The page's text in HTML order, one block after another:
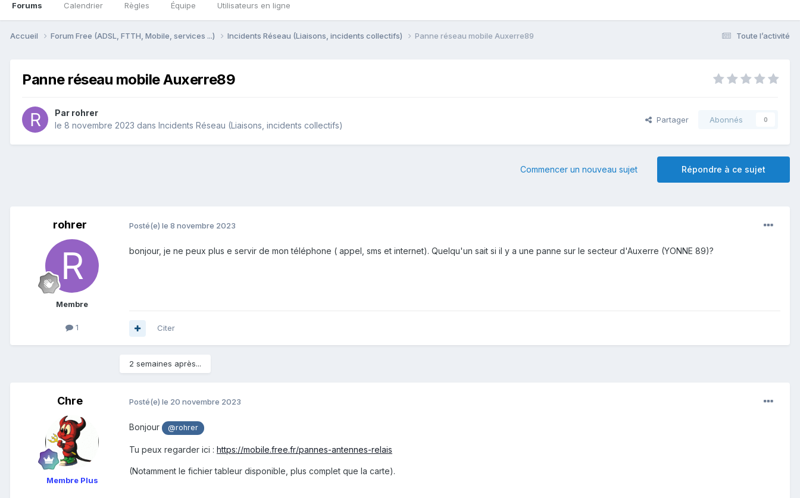
Forums Calendrier Règles Équipe Utilisateurs en ligne
Toute l’activité
Accueil Forum Free (ADSL, FTTH, Mobile, services ...) Incidents Réseau (Liaisons, incidents collectifs) Panne réseau mobile Auxerre89
Panne réseau mobile Auxerre89
Par rohrer
le 8 novembre 2023 dans Incidents Réseau (Liaisons, incidents collectifs)
Partager Abonnés 0
Répondre à ce sujet
Commencer un nouveau sujet
rohrer
Membre
1
Posté(e) le 8 novembre 2023
bonjour, je ne peux plus e servir de mon téléphone ( appel, sms et internet). Quelqu'un sait si il y a une panne sur le secteur d'Auxerre (YONNE 89)?
Citer
2 semaines après...
Chre
Membre Plus
Posté(e) le 20 novembre 2023
Bonjour @rohrer
Tu peux regarder ici : https://mobile.free.fr/pannes-antennes-relais
(Notamment le fichier tableur disponible, plus complet que la carte).